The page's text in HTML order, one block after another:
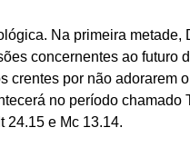
Na primeira metade,
concernentes ao futuro
crentes por não adorarem
no período chamado
24.15 e Mc 13.14.